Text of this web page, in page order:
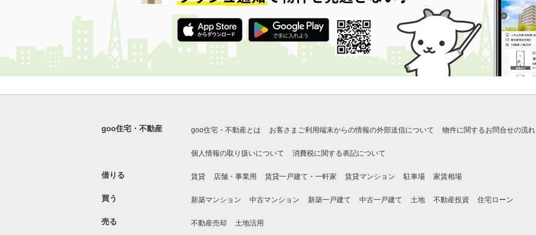
goo住宅・不動産 goo住宅・不動産とは お客さまご利用端末からの情報の外部送信について 物件に関するお問合せの流れ
個人情報の取り扱いについて 消費税に関する表記について
借りる 賃貸 店舗・事業用 賃貸一戸建て・一軒家 賃貸マンション 駐車場 家賃相場
買う 新築マンション 中古マンション 新築一戸建て 中古一戸建て 土地 不動産投資 住宅ローン
売る 不動産売却 土地活用